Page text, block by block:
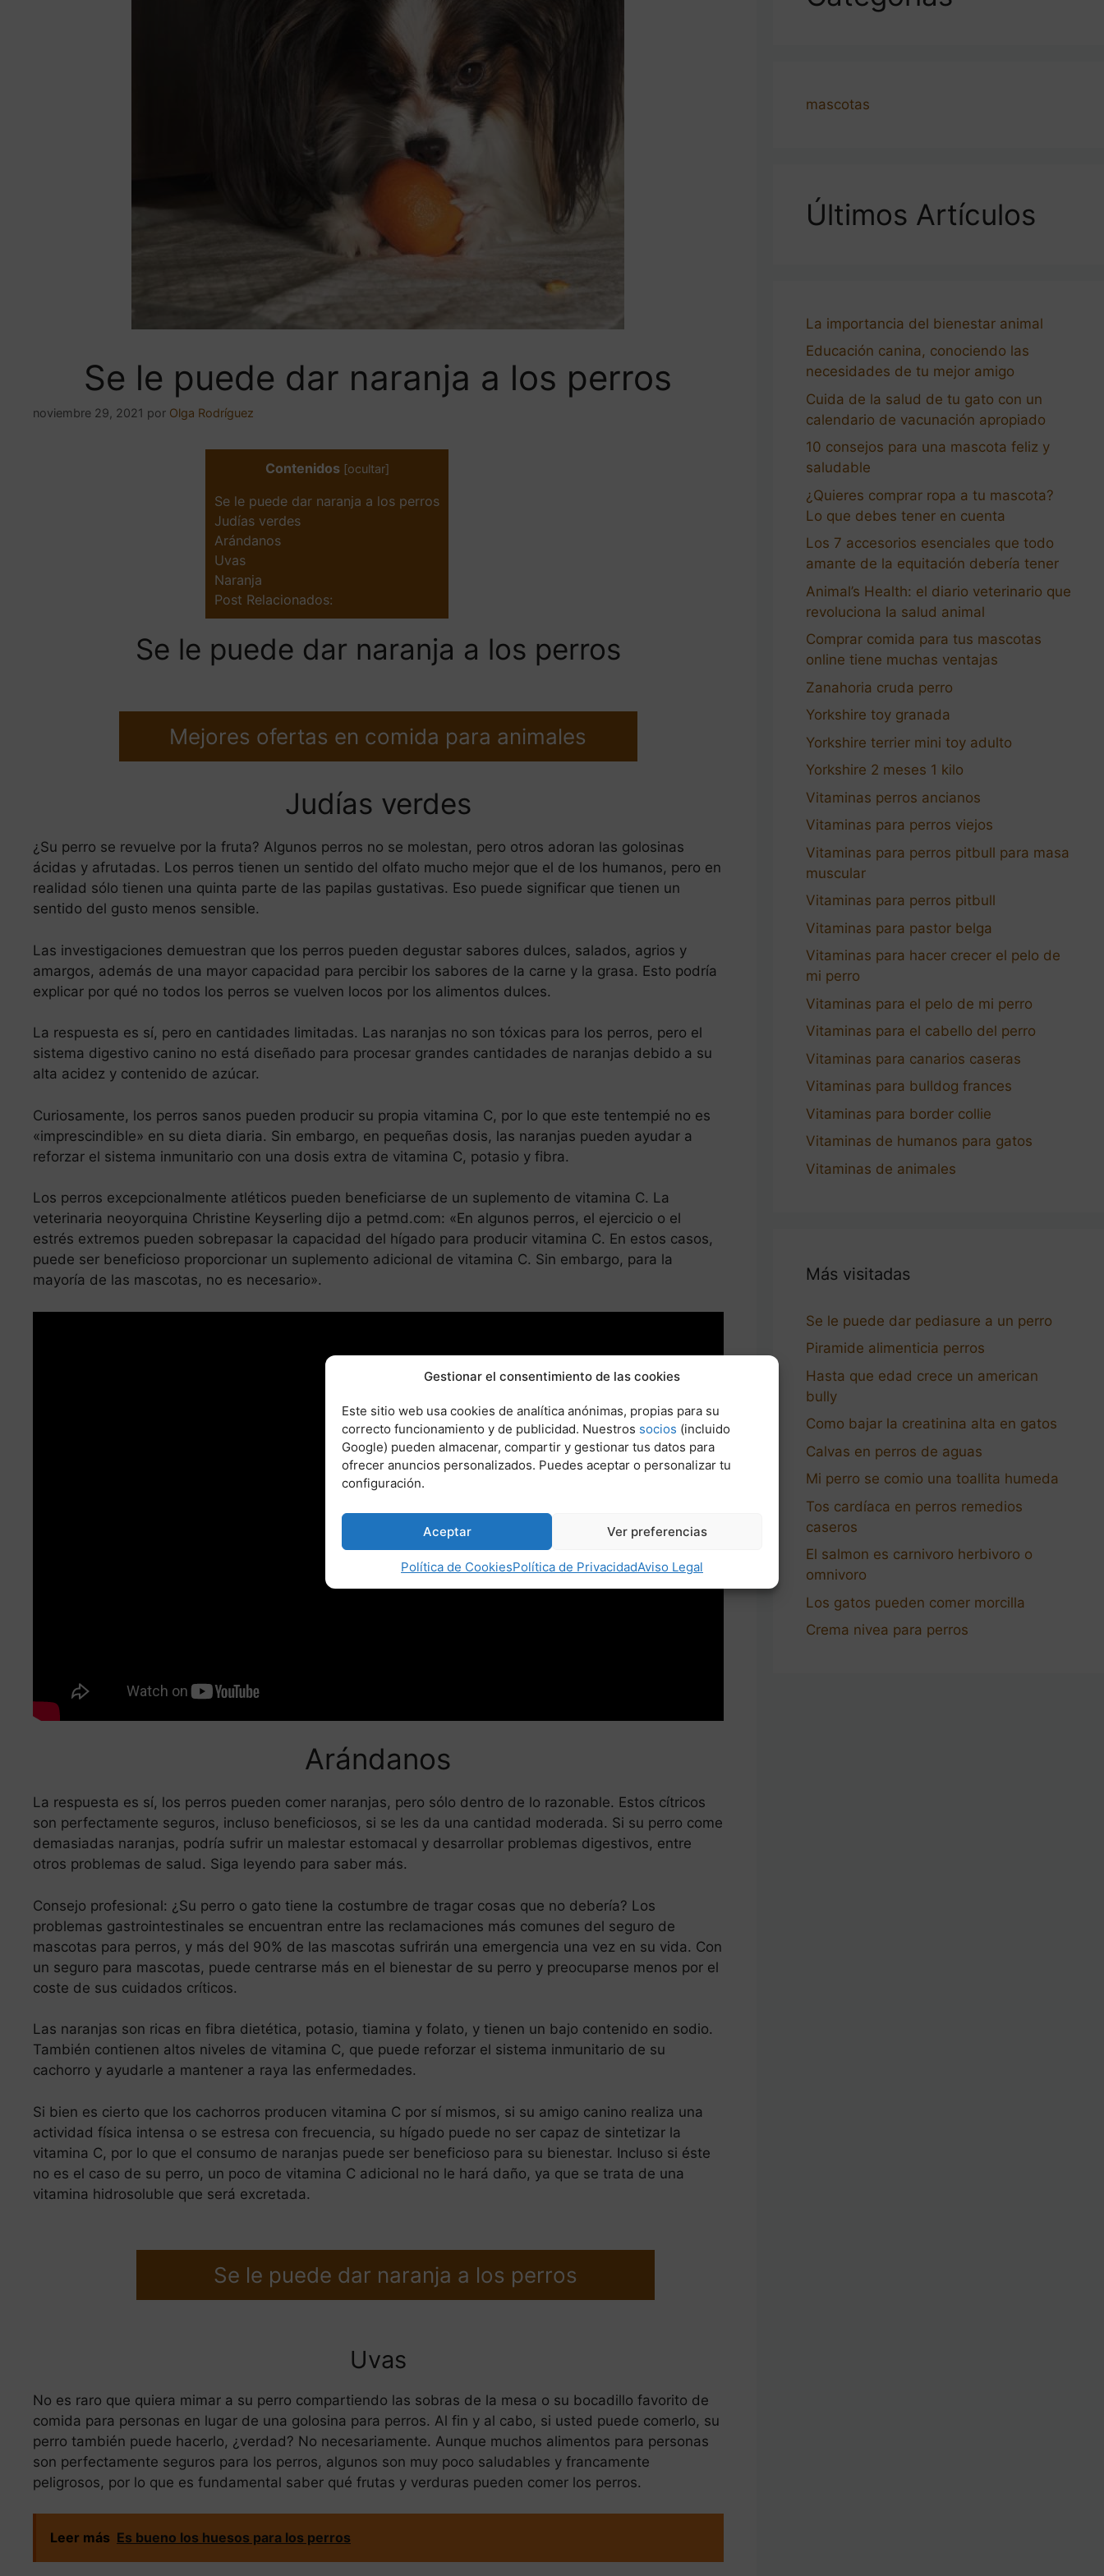
Gestionar el consentimiento de las cookies
Este sitio web usa cookies de analítica anónimas, propias para su
correcto funcionamiento y de publicidad. Nuestros socios (incluido
Google) pueden almacenar, compartir y gestionar tus datos para
ofrecer anuncios personalizados. Puedes aceptar o personalizar tu
configuración.
Aceptar Ver preferencias
Política de CookiesPolítica de PrivacidadAviso Legal
Se le puede dar naranja a los perros
noviembre 29, 2021 por Olga Rodríguez
Contenidos [ocultar]
Se le puede dar naranja a los perros
Judías verdes
Arándanos
Uvas
Naranja
Post Relacionados:
Se le puede dar naranja a los perros
Mejores ofertas en comida para animales
Judías verdes
¿Su perro se revuelve por la fruta? Algunos perros no se molestan, pero otros adoran las golosinas
ácidas y afrutadas. Los perros tienen un sentido del olfato mucho mejor que el de los humanos, pero en
realidad sólo tienen una quinta parte de las papilas gustativas. Eso puede significar que tienen un
sentido del gusto menos sensible.
Las investigaciones demuestran que los perros pueden degustar sabores dulces, salados, agrios y
amargos, además de una mayor capacidad para percibir los sabores de la carne y la grasa. Esto podría
explicar por qué no todos los perros se vuelven locos por los alimentos dulces.
La respuesta es sí, pero en cantidades limitadas. Las naranjas no son tóxicas para los perros, pero el
sistema digestivo canino no está diseñado para procesar grandes cantidades de naranjas debido a su
alta acidez y contenido de azúcar.
Curiosamente, los perros sanos pueden producir su propia vitamina C, por lo que este tentempié no es
«imprescindible» en su dieta diaria. Sin embargo, en pequeñas dosis, las naranjas pueden ayudar a
reforzar el sistema inmunitario con una dosis extra de vitamina C, potasio y fibra.
Los perros excepcionalmente atléticos pueden beneficiarse de un suplemento de vitamina C. La
veterinaria neoyorquina Christine Keyserling dijo a petmd.com: «En algunos perros, el ejercicio o el
estrés extremos pueden sobrepasar la capacidad del hígado para producir vitamina C. En estos casos,
puede ser beneficioso proporcionar un suplemento adicional de vitamina C. Sin embargo, para la
mayoría de las mascotas, no es necesario».
Arándanos
La respuesta es sí, los perros pueden comer naranjas, pero sólo dentro de lo razonable. Estos cítricos
son perfectamente seguros, incluso beneficiosos, si se les da una cantidad moderada. Si su perro come
demasiadas naranjas, podría sufrir un malestar estomacal y desarrollar problemas digestivos, entre
otros problemas de salud. Siga leyendo para saber más.
Consejo profesional: ¿Su perro o gato tiene la costumbre de tragar cosas que no debería? Los
problemas gastrointestinales se encuentran entre las reclamaciones más comunes del seguro de
mascotas para perros, y más del 90% de las mascotas sufrirán una emergencia una vez en su vida. Con
un seguro para mascotas, puede centrarse más en el bienestar de su perro y preocuparse menos por el
coste de sus cuidados críticos.
Las naranjas son ricas en fibra dietética, potasio, tiamina y folato, y tienen un bajo contenido en sodio.
También contienen altos niveles de vitamina C, que puede reforzar el sistema inmunitario de su
cachorro y ayudarle a mantener a raya las enfermedades.
Si bien es cierto que los cachorros producen vitamina C por sí mismos, si su amigo canino realiza una
actividad física intensa o se estresa con frecuencia, su hígado puede no ser capaz de sintetizar la
vitamina C, por lo que el consumo de naranjas puede ser beneficioso para su bienestar. Incluso si éste
no es el caso de su perro, un poco de vitamina C adicional no le hará daño, ya que se trata de una
vitamina hidrosoluble que será excretada.
Se le puede dar naranja a los perros
Uvas
No es raro que quiera mimar a su perro compartiendo las sobras de la mesa o su bocadillo favorito de
comida para personas en lugar de una golosina para perros. Al fin y al cabo, si usted puede comerlo, su
perro también puede hacerlo, ¿verdad? No necesariamente. Aunque muchos alimentos para personas
son perfectamente seguros para los perros, algunos son muy poco saludables y francamente
peligrosos, por lo que es fundamental saber qué frutas y verduras pueden comer los perros.
Leer más Es bueno los huesos para los perros
mascotas
Últimos Artículos
La importancia del bienestar animal
Educación canina, conociendo las
necesidades de tu mejor amigo
Cuida de la salud de tu gato con un
calendario de vacunación apropiado
10 consejos para una mascota feliz y
saludable
¿Quieres comprar ropa a tu mascota?
Lo que debes tener en cuenta
Los 7 accesorios esenciales que todo
amante de la equitación debería tener
Animal’s Health: el diario veterinario que
revoluciona la salud animal
Comprar comida para tus mascotas
online tiene muchas ventajas
Zanahoria cruda perro
Yorkshire toy granada
Yorkshire terrier mini toy adulto
Yorkshire 2 meses 1 kilo
Vitaminas perros ancianos
Vitaminas para perros viejos
Vitaminas para perros pitbull para masa
muscular
Vitaminas para perros pitbull
Vitaminas para pastor belga
Vitaminas para hacer crecer el pelo de
mi perro
Vitaminas para el pelo de mi perro
Vitaminas para el cabello del perro
Vitaminas para canarios caseras
Vitaminas para bulldog frances
Vitaminas para border collie
Vitaminas de humanos para gatos
Vitaminas de animales
Más visitadas
Se le puede dar pediasure a un perro
Piramide alimenticia perros
Hasta que edad crece un american
bully
Como bajar la creatinina alta en gatos
Calvas en perros de aguas
Mi perro se comio una toallita humeda
Tos cardíaca en perros remedios
caseros
El salmon es carnivoro herbivoro o
omnivoro
Los gatos pueden comer morcilla
Crema nivea para perros